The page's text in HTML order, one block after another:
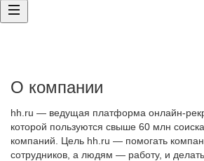
О компании
hh.ru — ведущая платформа онлайн-
которой пользуются свыше 60 млн
компаний. Цель hh.ru — помогать
сотрудников, а людям — работу, и делать